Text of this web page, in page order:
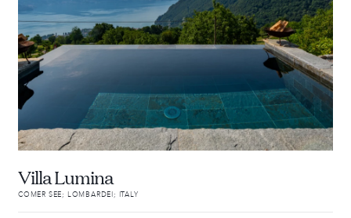
Villa Lumina
COMER SEE; LOMBARDEI; ITALY